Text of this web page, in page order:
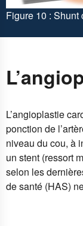
Figure 10 : Shunt
L’angioplastie
ponction de
niveau du cou, à
un stent (ressort
selon les
de santé (HAS)